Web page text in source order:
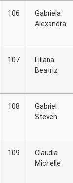
106
Gabriela
Alexandra
107
Liliana
Beatriz
108
Gabriel
Steven
109
Claudia
Michelle